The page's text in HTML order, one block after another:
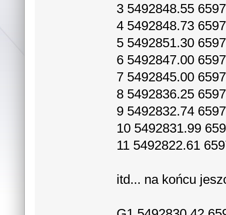
3 5492848.55
4 5492848.73
5 5492851.30
6 5492847.00
7 5492845.00
8 5492836.25
9 5492832.74
10 5492831.99
11 5492822.61
itd... na końcu